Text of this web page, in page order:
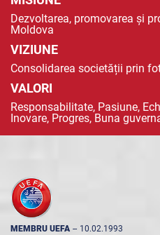
Dezvoltarea, promovarea și
Moldova
VIZIUNE
Consolidarea societății prin
VALORI
Responsabilitate, Pasiune,
Inovare, Progres, Buna
MEMBRU UEFA -- 10.02.1993